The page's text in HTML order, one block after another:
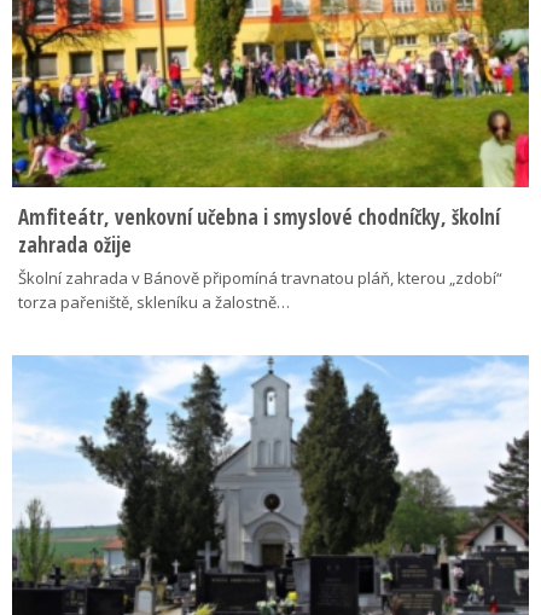
Amfiteátr, venkovní učebna i smyslové chodníčky, školní
zahrada ožije
Školní zahrada v Bánově připomíná travnatou pláň, kterou „zdobí“
torza pařeniště, skleníku a žalostně…